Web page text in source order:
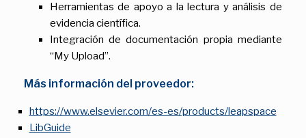
Herramientas de apoyo a la lectura y análisis de
evidencia científica.
Integración de documentación propia mediante
“My Upload”.
Más información del proveedor:
https://www.elsevier.com/es-es/products/leapspace
LibGuide